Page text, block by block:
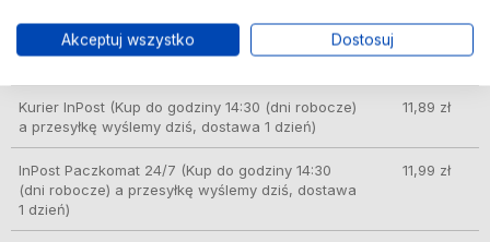
ORLEN Paczka(Kup do godziny 14:30 (dni
robocze) a przesyłkę wyślemy dziś, dostawa 1
10,49 zł
Kurier InPost(Kup do godziny 14:30 (dni robocze)
a przesyłkę wyślemy dziś, dostawa 1 dzień)
11,89 zł
InPost Paczkomat 24/7 (Kup do godziny 14:30
(dni robocze) a przesyłkę wyślemy dziś, dostawa
1 dzień)
11,99 zł
Akceptuj wszystko Dostosuj